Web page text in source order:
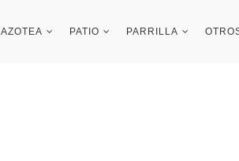
AZOTEA PATIO PARRILLA